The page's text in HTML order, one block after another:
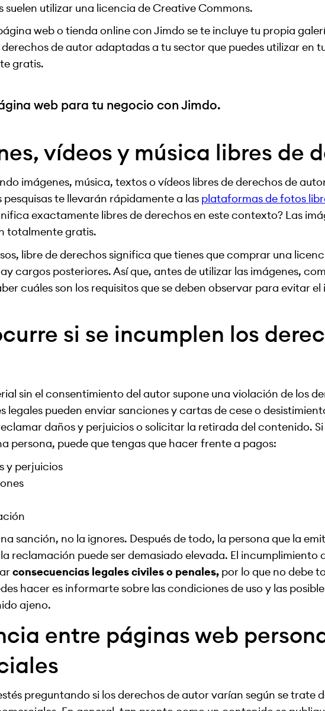
utilizar una licencia de Creative Commons.
web o tienda online con Jimdo se te incluye tu propia
de autor adaptadas a tu sector que puedes utilizar en
gratis.
web para tu negocio con Jimdo.
vídeos y música libres de
imágenes, música, textos o vídeos libres de derechos de
te llevarán rápidamente a las plataformas de fotos
exactamente libres de derechos en este contexto? Las
totalmente gratis.
libre de derechos significa que tienes que comprar una
cargos posteriores. Así que, antes de utilizar las imágenes,
cuáles son los requisitos que se deben observar para evitar
si se incumplen los
sin el consentimiento del autor supone una violación de los
legales pueden enviar sanciones y cartas de cese o
daños y perjuicios o solicitar la retirada del contenido.
persona, puede que tengas que hacer frente a pagos:
y perjuicios
sanción, no la ignores. Después de todo, la persona que la
reclamación puede ser demasiado elevada. El incumplimiento
consecuencias legales civiles o penales, por lo que no debe
hacer es informarte sobre las condiciones de uso y las
ajeno.
entre páginas web
preguntando si los derechos de autor varían según se trate